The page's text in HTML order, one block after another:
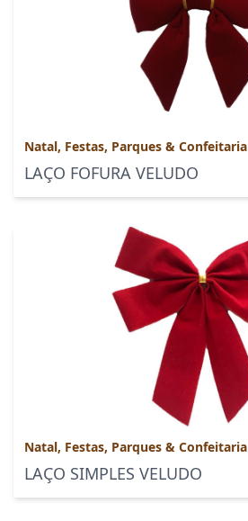
Natal, Festas, Parques & Confeitaria
LAÇO FOFURA VELUDO
Natal, Festas, Parques & Confeitaria
LAÇO SIMPLES VELUDO